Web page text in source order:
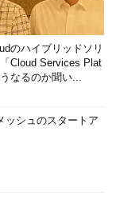
のハイブリッドソリ
Cloud Services Plat
なるのか聞い...
ッシュのスタートア